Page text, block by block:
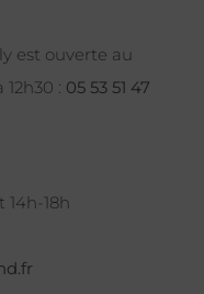
est ouverte au
: 05 53 51 47
14h-18h